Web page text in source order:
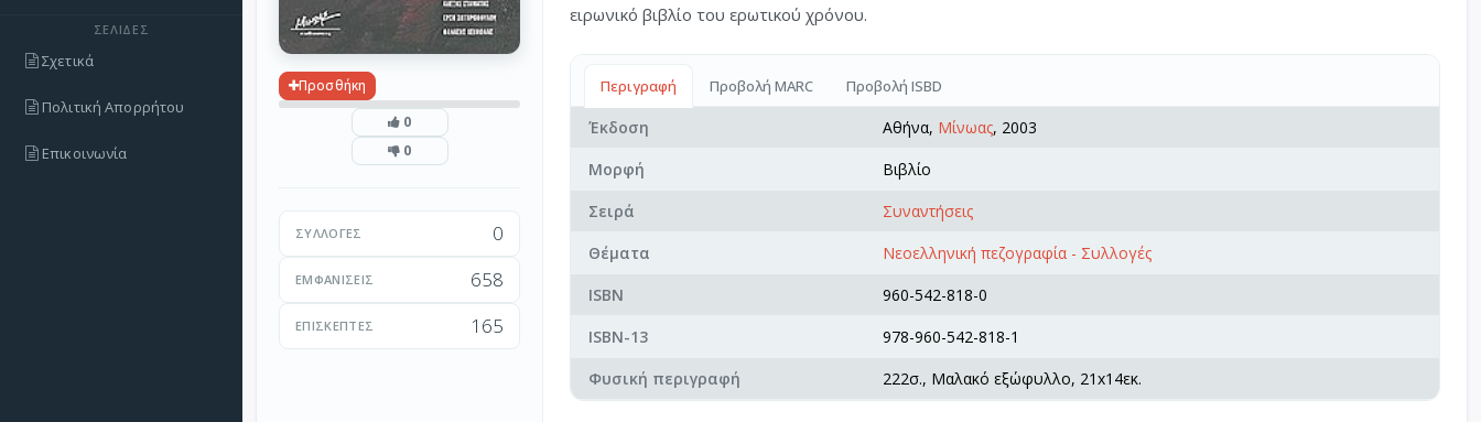
ΣΕΛΊΔΕΣ
Σχετικά
Πολιτική Απορρήτου
Επικοινωνία
Προσθήκη
0
0
ΣΥΛΛΟΓΈΣ 0
ΕΜΦΑΝΊΣΕΙΣ 658
ΕΠΙΣΚΈΠΤΕΣ 165
ειρωνικό βιβλίο του ερωτικού χρόνου.
Περιγραφή Προβολή MARC Προβολή ISBD
Έκδοση Αθήνα, Μίνωας, 2003
Μορφή
Βιβλίο
Σειρά
Συναντήσεις
Θέματα
Νεοελληνική πεζογραφία - Συλλογές
ISBN
960-542-818-0
ISBN-13
978-960-542-818-1
Φυσική περιγραφή
222σ., Μαλακό εξώφυλλο, 21x14εκ.